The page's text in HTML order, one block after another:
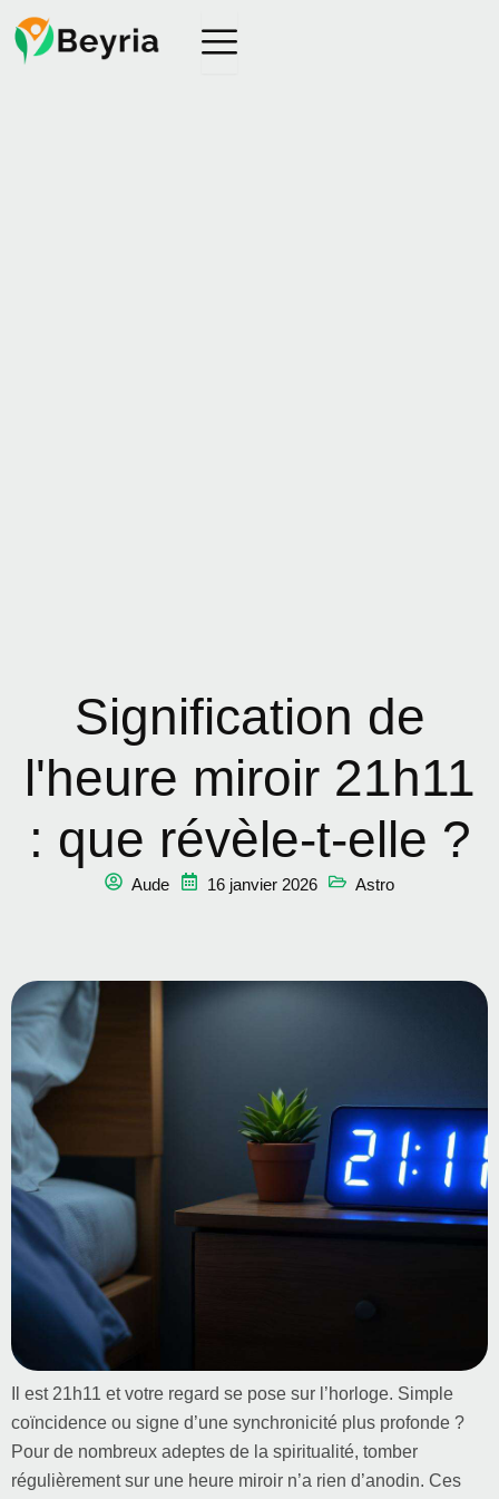
Signification de
l'heure miroir 21h11
: que révèle-t-elle ?
Aude 16 janvier 2026 Astro
Il est 21h11 et votre regard se pose sur l’horloge. Simple
coïncidence ou signe d’une synchronicité plus profonde ?
Pour de nombreux adeptes de la spiritualité, tomber
régulièrement sur une heure miroir n’a rien d’anodin. Ces